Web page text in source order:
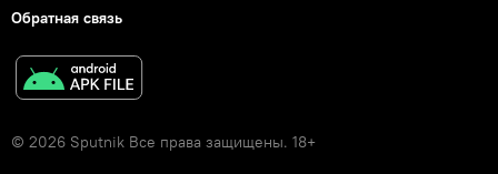
Обратная связь
© 2026 Sputnik Все права защищены. 18+